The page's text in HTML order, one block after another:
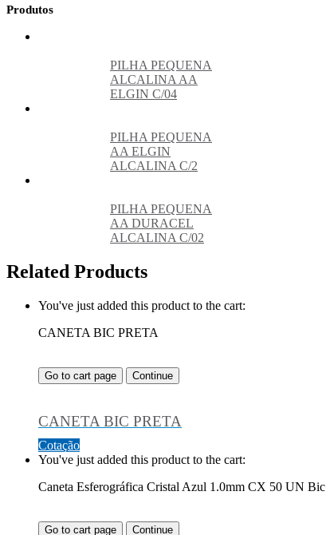
Produtos
PILHA PEQUENA
ALCALINA AA
ELGIN C/04
PILHA PEQUENA
AA ELGIN
ALCALINA C/2
PILHA PEQUENA
AA DURACEL
ALCALINA C/02
Related Products
You've just added this product to the cart:
CANETA BIC PRETA
Go to cart page Continue
CANETA BIC PRETA
Cotação
You've just added this product to the cart:
Caneta Esferográfica Cristal Azul 1.0mm CX 50 UN Bic
Go to cart page Continue